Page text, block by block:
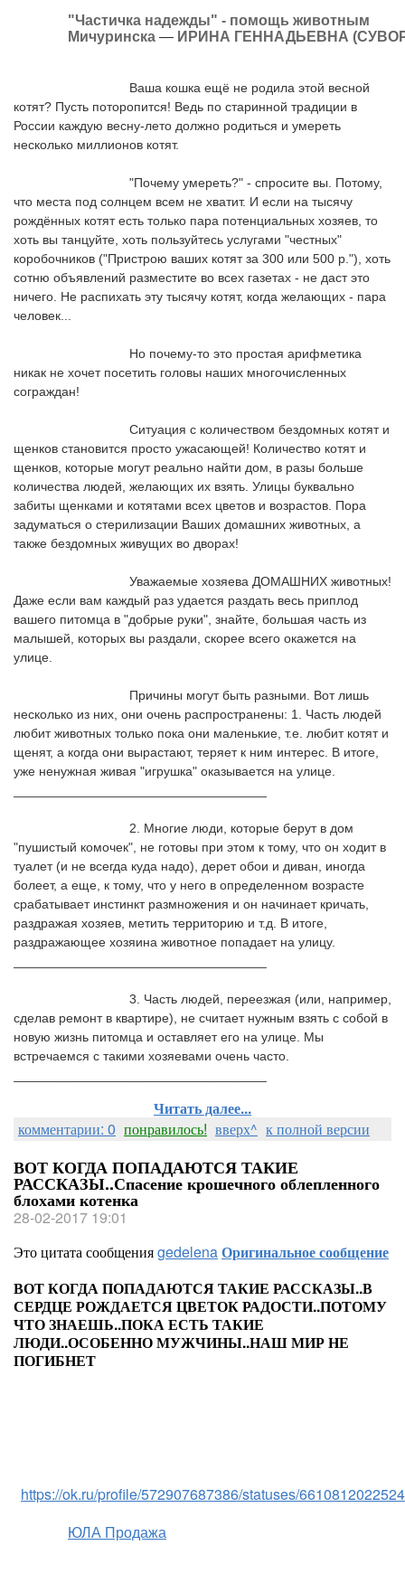
"Частичка надежды" - помощь животным
Мичуринска — ИРИНА ГЕННАДЬЕВНА
котят? Пусть поторопится! Ведь по старинной традиции в
России каждую весну-лето должно родиться и умереть
несколько миллионов котят.
что места под солнцем всем не хватит. И если на тысячу
рождённых котят есть только пара потенциальных хозяев, то
хоть вы танцуйте, хоть пользуйтесь услугами "честных"
коробочников ("Пристрою ваших котят за 300 или 500 р."), хоть
сотню объявлений разместите во всех газетах - не даст это
ничего. Не распихать эту тысячу котят, когда желающих - пара
человек...
никак не хочет посетить головы наших многочисленных
сограждан!
щенков становится просто ужасающей! Количество котят и
щенков, которые могут реально найти дом, в разы больше
количества людей, желающих их взять. Улицы буквально
забиты щенками и котятами всех цветов и возрастов. Пора
задуматься о стерилизации Ваших домашних животных, а
также бездомных живущих во дворах!
Даже если вам каждый раз удается раздать весь приплод
вашего питомца в "добрые руки", знайте, большая часть из
малышей, которых вы раздали, скорее всего окажется на
улице.
несколько из них, они очень распространены: 1. Часть людей
любит животных только пока они маленькие, т.е. любит котят и
щенят, а когда они вырастают, теряет к ним интерес. В итоге,
уже ненужная живая "игрушка" оказывается на улице.
"пушистый комочек", не готовы при этом к тому, что он ходит в
туалет (и не всегда куда надо), дерет обои и диван, иногда
болеет, а еще, к тому, что у него в определенном возрасте
срабатывает инстинкт размножения и он начинает кричать,
раздражая хозяев, метить территорию и т.д. В итоге,
раздражающее хозяина животное попадает на улицу.
сделав ремонт в квартире), не считает нужным взять с собой в
новую жизнь питомца и оставляет его на улице. Мы
встречаемся с такими хозяевами очень часто.
Читать далее...
комментарии: 0 понравилось! вверх^ к полной версии
ВОТ КОГДА ПОПАДАЮТСЯ ТАКИЕ
РАССКАЗЫ..Спасение крошечного облепленного
блохами котенка
28-02-2017 19:01
Это цитата сообщенияgedelenaОригинальное сообщение
ВОТ КОГДА ПОПАДАЮТСЯ ТАКИЕ РАССКАЗЫ..В
СЕРДЦЕ РОЖДАЕТСЯ ЦВЕТОК РАДОСТИ..ПОТОМУ
ЧТО ЗНАЕШЬ..ПОКА ЕСТЬ ТАКИЕ
ЛЮДИ..ОСОБЕННО МУЖЧИНЫ..НАШ МИР НЕ
ПОГИБНЕТ
https://ok.ru/profile/572907687386/statuses/
ЮЛА Продажа